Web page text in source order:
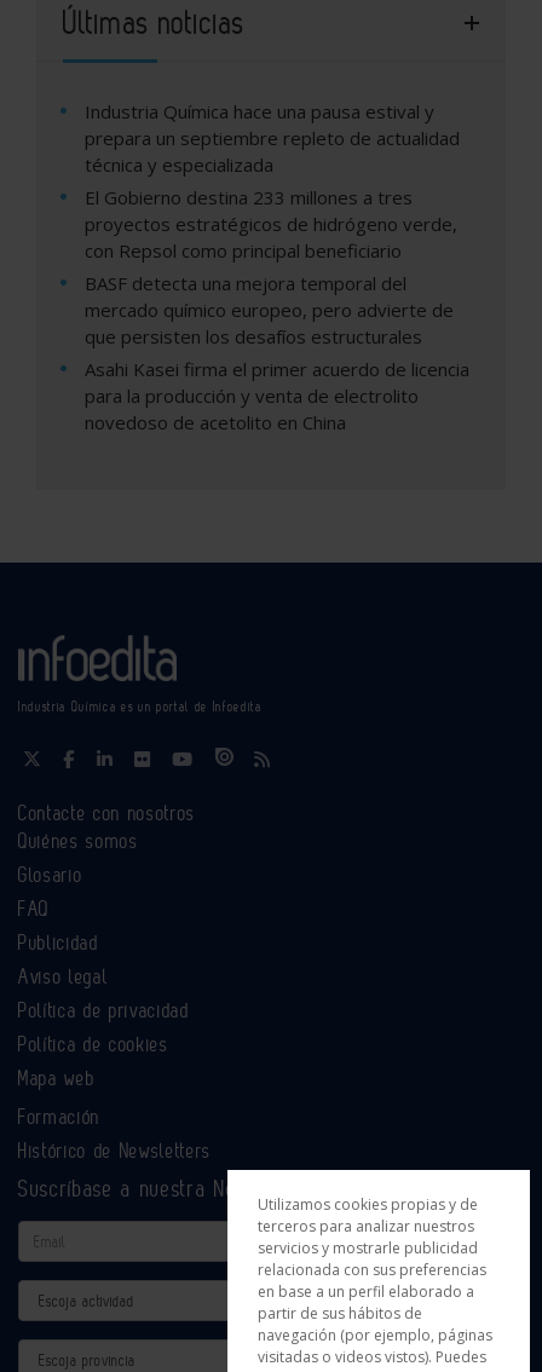
Últimas noticias
Industria Química hace una pausa estival y
prepara un septiembre repleto de actualidad
técnica y especializada
El Gobierno destina 233 millones a tres
proyectos estratégicos de hidrógeno verde,
con Repsol como principal beneficiario
BASF detecta una mejora temporal del
mercado químico europeo, pero advierte de
que persisten los desafíos estructurales
Asahi Kasei firma el primer acuerdo de licencia
para la producción y venta de electrolito
novedoso de acetolito en China
Industria Química es un portal de Infoedita
Contacte con nosotros
Quiénes somos
Glosario
FAQ
Publicidad
Aviso legal
Política de privacidad
Política de cookies
Mapa web
Formación
Histórico de Newsletters
Suscríbase a nuestra Newsletter
Email
Actividad
Provincia
Utilizamos cookies propias y de
terceros para analizar nuestros
servicios y mostrarle publicidad
relacionada con sus preferencias
en base a un perfil elaborado a
partir de sus hábitos de
navegación (por ejemplo, páginas
visitadas o videos vistos). Puedes